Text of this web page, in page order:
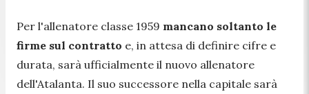
Per l'allenatore classe 1959 mancano soltanto le
firme sul contratto e, in attesa di definire cifre e
durata, sarà ufficialmente il nuovo allenatore
dell'Atalanta. Il suo successore nella capitale sarà